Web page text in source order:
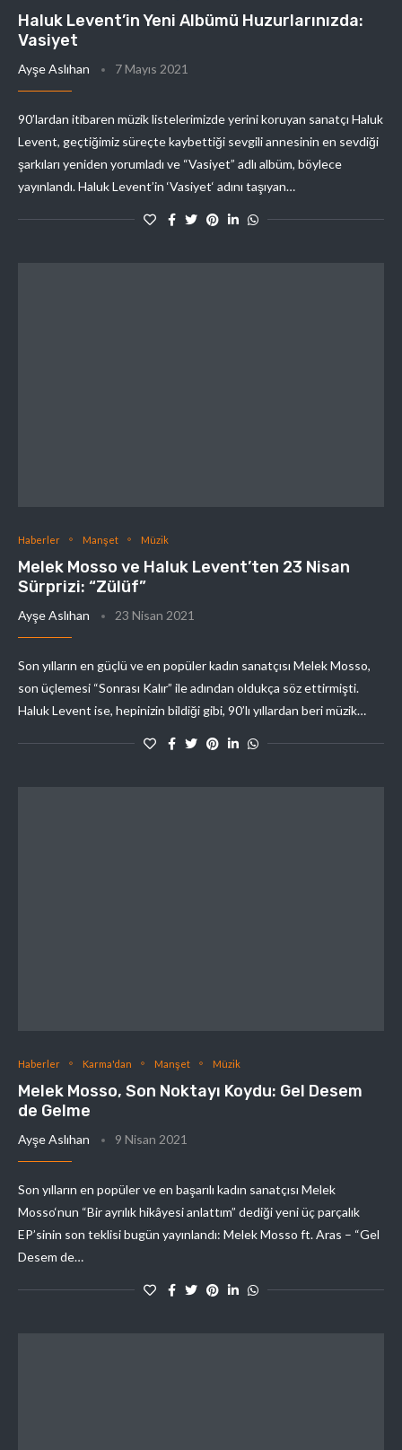
Haluk Levent’in Yeni Albümü Huzurlarınızda:
Vasiyet
Ayşe Aslıhan 7 Mayıs 2021
90’lardan itibaren müzik listelerimizde yerini koruyan sanatçı Haluk
Levent, geçtiğimiz süreçte kaybettiği sevgili annesinin en sevdiği
şarkıları yeniden yorumladı ve “Vasiyet” adlı albüm, böylece
yayınlandı. Haluk Levent’in ‘Vasiyet‘ adını taşıyan…
Haberler Manşet Müzik
Melek Mosso ve Haluk Levent’ten 23 Nisan
Sürprizi: “Zülüf”
Ayşe Aslıhan 23 Nisan 2021
Son yılların en güçlü ve en popüler kadın sanatçısı Melek Mosso,
son üçlemesi “Sonrası Kalır” ile adından oldukça söz ettirmişti.
Haluk Levent ise, hepinizin bildiği gibi, 90’lı yıllardan beri müzik…
Haberler Karma'dan Manşet Müzik
Melek Mosso, Son Noktayı Koydu: Gel Desem
de Gelme
Ayşe Aslıhan 9 Nisan 2021
Son yılların en popüler ve en başarılı kadın sanatçısı Melek
Mosso‘nun “Bir ayrılık hikâyesi anlattım” dediği yeni üç parçalık
EP’sinin son teklisi bugün yayınlandı: Melek Mosso ft. Aras – “Gel
Desem de…